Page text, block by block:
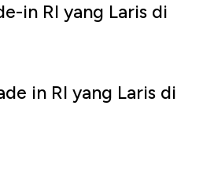
in RI yang Laris di
in RI yang Laris di